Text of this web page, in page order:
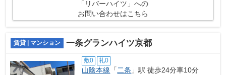
「リバーハイツ」への
お問い合わせはこちら
賃貸 | マンション 一条グランハイツ京都
敷0 礼0
山陰本線 「二条 」駅 徒歩24分車10分